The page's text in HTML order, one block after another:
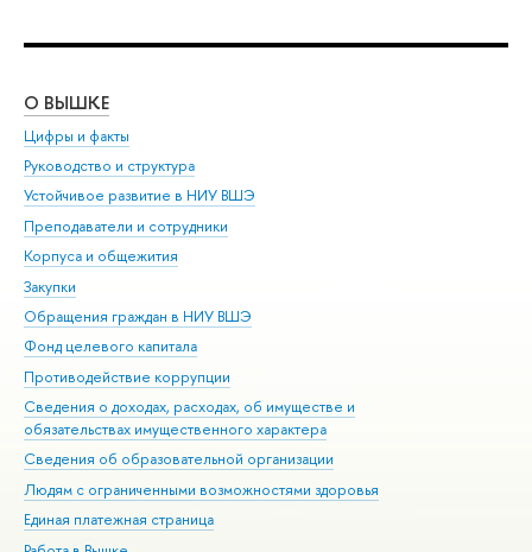
О ВЫШКЕ
Цифры и факты
Руководство и структура
Устойчивое развитие в НИУ ВШЭ
Преподаватели и сотрудники
Корпуса и общежития
Закупки
Обращения граждан в НИУ ВШЭ
Фонд целевого капитала
Противодействие коррупции
Сведения о доходах, расходах, об имуществе и
обязательствах имущественного характера
Сведения об образовательной организации
Людям с ограниченными возможностями здоровья
Единая платежная страница